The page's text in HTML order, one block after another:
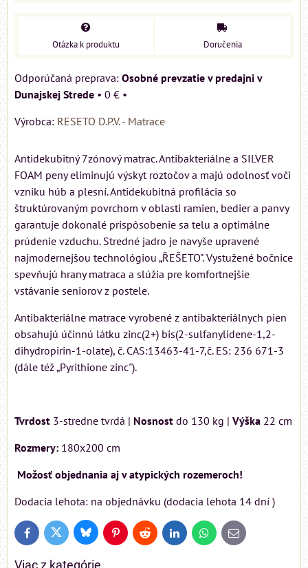
Otázka k produktu Doručenia
Osobné prevzatie v predajni v
Dunajskej Strede • 0 € •
Výrobca: RESETO D.P.V. - Matrace
Antidekubitný 7zónový matrac. Antibakteriálne a SILVER
FOAM peny eliminujú výskyt roztočov a majú odolnosť voči
vzniku húb a plesní. Antidekubitná profilácia so
štruktúrovaným povrchom v oblasti ramien, bedier a panvy
garantuje dokonalé prispôsobenie sa telu a optimálne
prúdenie vzduchu. Stredné jadro je navyše upravené
najmodernejšou technológiou „ŘEŠETO". Vystužené bočnice
spevňujú hrany matraca a slúžia pre komfortnejšie
vstávanie seniorov z postele.
Antibakteriálne matrace vyrobené z antibakteriálnych pien
obsahujú účinnú látku zinc(2+) bis(2-sulfanylidene-1,2-
dihydropirin-1-olate), č. CAS:13463-41-7,č. ES: 236 671-3
(dále též „Pyrithione zinc").
Tvrdost 3-stredne tvrdá | Nosnost do 130 kg | Výška 22 cm
Rozmery: 180x200 cm
Možosť objednania aj v atypických rozemeroch!
Dodacia lehota: na objednávku (dodacia lehota 14 dní )
FacebookTwitter BlueskyPinterestReddit LinkedInWhatsApp
E-
mail
Viac z kategórie